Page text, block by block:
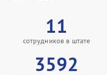
11
сотрудников в штате
3592